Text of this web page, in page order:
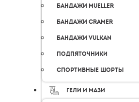
Бандажи Mueller
Бандажи Cramer
Бандажи Vulkan
Подпяточники
Спортивные шорты
Гели и мази